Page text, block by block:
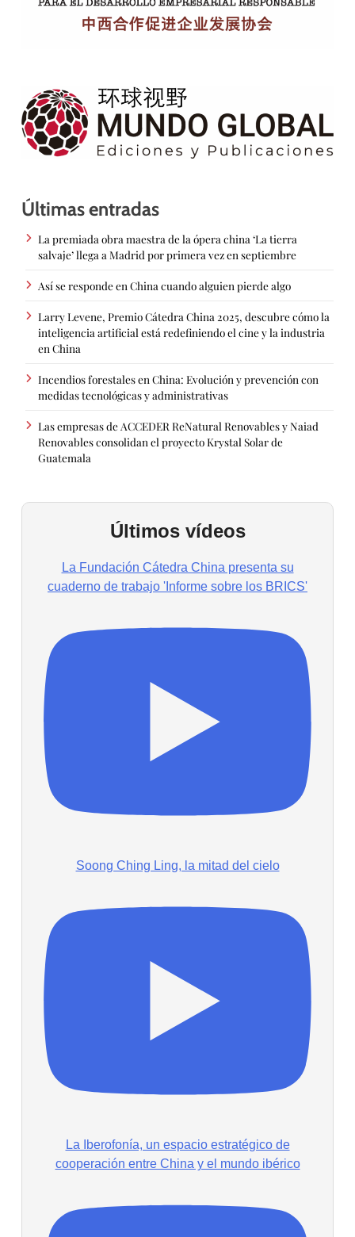
Últimas entradas
La premiada obra maestra de la ópera china ‘La tierra
salvaje’ llega a Madrid por primera vez en septiembre
Así se responde en China cuando alguien pierde algo
Larry Levene, Premio Cátedra China 2025, descubre cómo la
inteligencia artificial está redefiniendo el cine y la industria
en China
Incendios forestales en China: Evolución y prevención con
medidas tecnológicas y administrativas
Las empresas de ACCEDER ReNatural Renovables y Naiad
Renovables consolidan el proyecto Krystal Solar de
Guatemala
Últimos vídeos
La Fundación Cátedra China presenta su
cuaderno de trabajo 'Informe sobre los BRICS'
Soong Ching Ling, la mitad del cielo
La Iberofonía, un espacio estratégico de
cooperación entre China y el mundo ibérico